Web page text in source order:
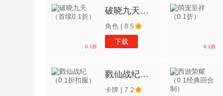
0.1折
破晓九天（首续0.1折）
角色 | 8.5
下载
0.1折
戮仙战纪（0.1折扣服）
卡牌 | 7.2